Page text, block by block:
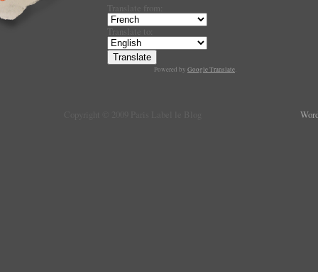
Translate from:
Translate to:
Powered by Google Translate.